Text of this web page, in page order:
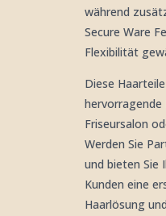
während
Secure Ware
Flexibilität
Diese
hervorragende
Friseursalon
Werden Sie
und bieten Sie
Kunden eine
Haarlösung